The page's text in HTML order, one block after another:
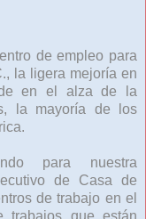
de empleo para
la ligera mejoría en
en el alza de la
la mayoría de los
para nuestra
de Casa de
de trabajo en el
trabajos que están